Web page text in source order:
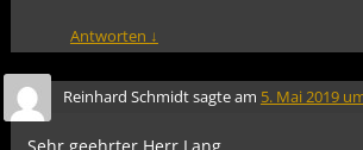
Antworten ↓
Reinhard Schmidtsagte am 5. Mai 2019